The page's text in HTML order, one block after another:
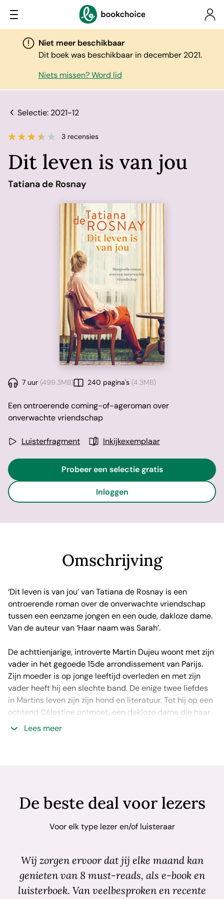
Niet meer beschikbaar
Dit boek was beschikbaar in december 2021.
Niets missen? Word lid
Selectie: 2021-12
3 recensies
Dit leven is van jou
Tatiana de Rosnay
7 uur (499.3MB) 240 pagina's (4.3MB)
Een ontroerende coming-of-ageroman over
onverwachte vriendschap
Luisterfragment Inkijkexemplaar
Probeer een selectie gratis
Inloggen
Omschrijving
‘Dit leven is van jou’ van Tatiana de Rosnay is een
ontroerende roman over de onverwachte vriendschap
tussen een eenzame jongen en een oude, dakloze dame.
Van de auteur van ‘Haar naam was Sarah’.
De achttienjarige, introverte Martin Dujeu woont met zijn
vader in het gegoede 15de arrondissement van Parijs.
Zijn moeder is op jonge leeftijd overleden en met zijn
vader heeft hij een slechte band. De enige twee liefdes
in Martins leven zijn zijn hond en literatuur. Tot hij op een
ochtend Célestine ontmoet, een dakloze dame die haar
toevlucht heeft gezocht in een portiek in zijn straat. Wat
De zware winter blijkt echter te veel voor Célestine en
vanuit het ziekenhuis wil ze Martin nog één keer
bedanken, op een wel heel bijzondere manier…
een verhuizing dozen aan het uitzoeken was, vond ze een
doos met daarin notitieboekjes en schriften vol verhalen.
Deze had de Rosnay vanaf haar achtste geschreven en
nooit gepubliceerd. Hierin zat ook ‘Dit leven is van jou’. Ze
Lees meer
De beste deal voor lezers
Voor elk type lezer en/of luisteraar
Wij zorgen ervoor dat jij elke maand kan
genieten van 8 must-reads, als e-book en
luisterboek. Van veelbesproken en recente